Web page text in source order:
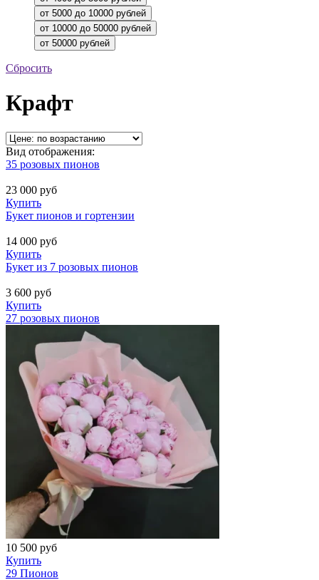
Сбросить
Крафт
Вид отображения:
35 розовых пионов
23 000 руб
Купить
Букет пионов и гортензии
14 000 руб
Купить
Букет из 7 розовых пионов
3 600 руб
Купить
27 розовых пионов
10 500 руб
Купить
29 Пионов